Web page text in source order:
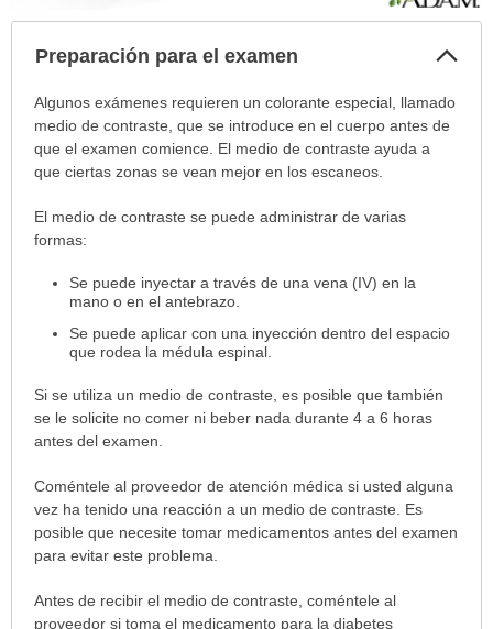
Preparación para el examen
Preparación
para
examen
sido
extendido.
Algunos exámenes requieren un colorante especial, llamado
medio de contraste, que se introduce en el cuerpo antes de
que el examen comience. El medio de contraste ayuda a
que ciertas zonas se vean mejor en los escaneos.
El medio de contraste se puede administrar de varias
formas:
Se puede inyectar a través de una vena (IV) en la
mano o en el antebrazo.
Se puede aplicar con una inyección dentro del espacio
que rodea la médula espinal.
Si se utiliza un medio de contraste, es posible que también
se le solicite no comer ni beber nada durante 4 a 6 horas
antes del examen.
Coméntele al proveedor de atención médica si usted alguna
vez ha tenido una reacción a un medio de contraste. Es
posible que necesite tomar medicamentos antes del examen
para evitar este problema.
Antes de recibir el medio de contraste, coméntele al
proveedor si toma el medicamento para la diabetes